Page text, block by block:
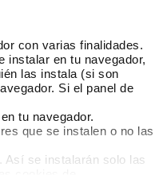
con varias finalidades.
instalar en tu navegador,
las instala (si son
Si el panel de
tu navegador.
que se instalen o no las
Así se instalarán solo las
con el trabajo, discreción en el
de las tareas asignadas y
digital, gestión de
redacción de
en proyectos del